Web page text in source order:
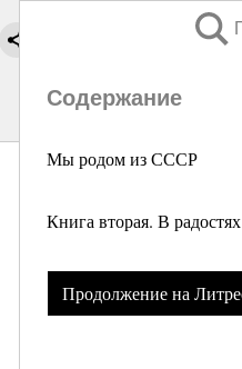
Содержание
Мы родом из СССР
Книга вторая. В
Продолжение на